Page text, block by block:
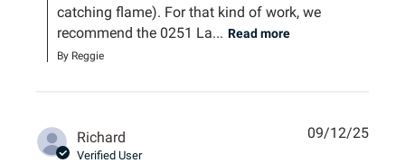
catching flame). For that kind of work, we
recommend the 0251 La... Read more
By Reggie
Richard
Verified User
09/12/25